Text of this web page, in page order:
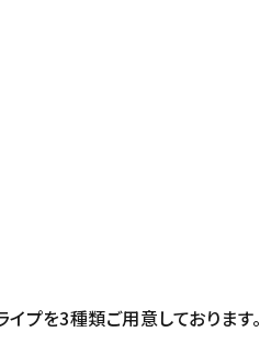
プを3種類ご用意しております。